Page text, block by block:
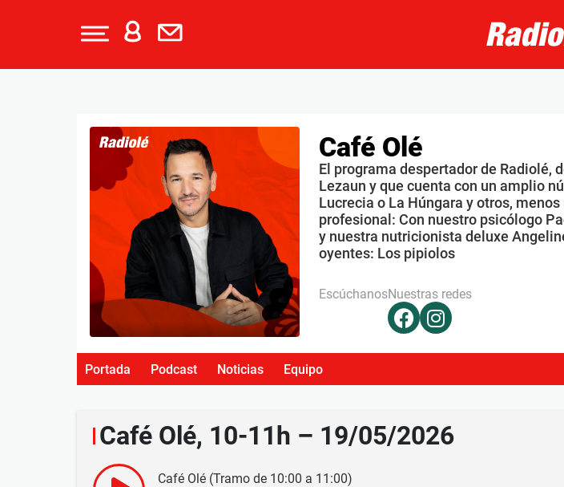
Café Olé
El programa despertador de Radiolé,
Lezaun y que cuenta con un amplio
Lucrecia o La Húngara y otros,
profesional: Con nuestro psicólogo
y nuestra nutricionista deluxe
oyentes: Los pipiolos
EscúchanosNuestras redes
Portada Podcast Noticias Equipo
Café Olé, 10-11h – 19/05/2026
Café Olé (Tramo de 10:00 a 11:00)